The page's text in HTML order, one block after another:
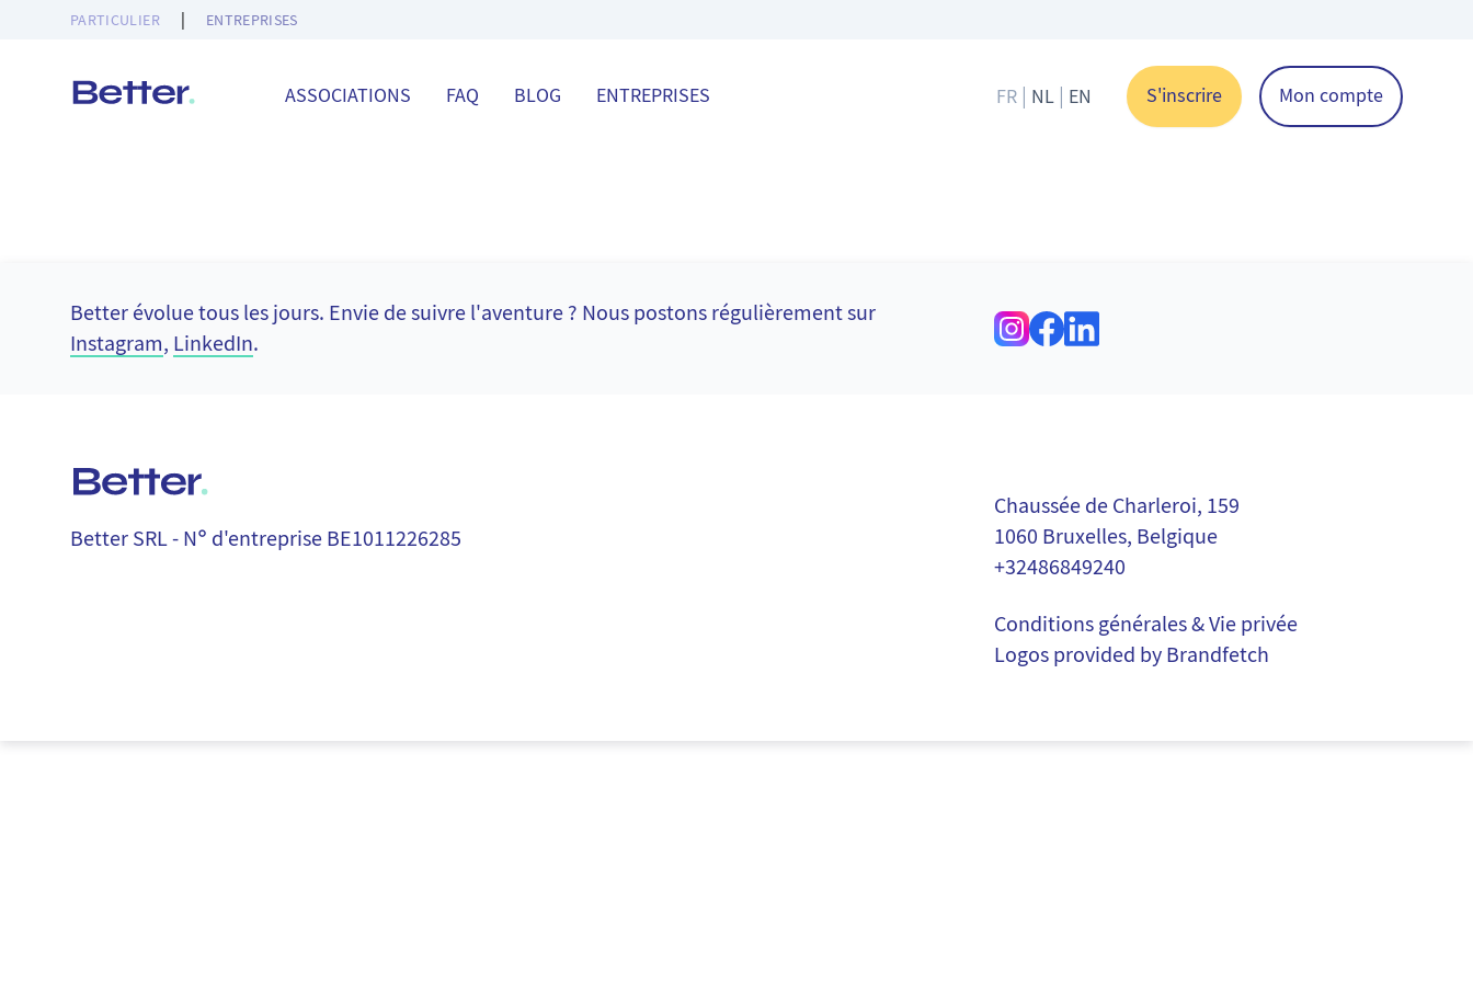
PARTICULIER ENTREPRISES
ASSOCIATIONS FAQ BLOG ENTREPRISES Changer de langue
FR | NL | EN S'inscrire Mon compte
Better évolue tous les jours. Envie de suivre l'aventure ? Nous postons régulièrement sur
Instagram, LinkedIn.
Better SRL - N° d'entreprise BE1011226285
Chaussée de Charleroi, 159
1060 Bruxelles, Belgique
+32486849240
Conditions générales & Vie privée
Logos provided by Brandfetch